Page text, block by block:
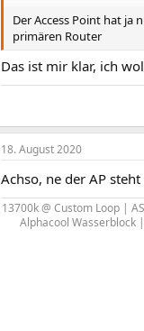
Der Access Point hat
primären Router
Das ist mir klar, ich
18. August 2020
Achso, ne der AP
13700k @ Custom Loop |
Alphacool Wasserblock